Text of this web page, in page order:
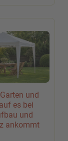
und
es bei
und
ankommt